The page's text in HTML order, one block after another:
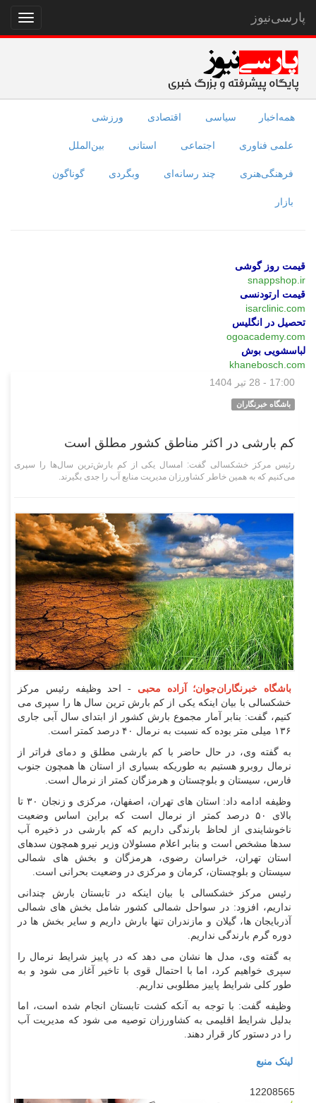
نمایش
منو
پارسی‌نیوز
همه‌اخبار سیاسی اقتصادی ورزشی
علمی فناوری اجتماعی استانی بین‌الملل
فرهنگی‌هنری چند رسانه‌ای وبگردی گوناگون
بازار
قیمت روز گوشی
snappshop.ir
قیمت ارتودنسی
isarclinic.com
تحصیل در انگلیس
ogoacademy.com
لباسشویی بوش
khanebosch.com
17:00 - 28 تیر 1404
باشگاه خبرنگاران
کم بارشی در اکثر مناطق کشور مطلق است
رئیس مرکز خشکسالی گفت: امسال یکی از کم بارش‌ترین سال‌ها را سپری
می‌کنیم که به همین خاطر کشاورزان مدیریت منابع آب را جدی بگیرند.
باشگاه خبرنگاران‌جوان؛ آزاده محبی - احد وظیفه رئیس مرکز
خشکسالی با بیان اینکه یکی از کم بارش ترین سال ها را سپری می
کنیم، گفت: بنابر آمار مجموع بارش کشور از ابتدای سال آبی جاری
۱۳۶ میلی متر بوده که نسبت به نرمال ۴۰ درصد کمتر است.
به گفته وی، در حال حاضر با کم بارشی مطلق و دمای فراتر از
نرمال روبرو هستیم به طوریکه بسیاری از استان ها همچون جنوب
فارس، سیستان و بلوچستان و هرمزگان کمتر از نرمال است.
وظیفه ادامه داد: استان های تهران، اصفهان، مرکزی و زنجان ۳۰ تا
بالای ۵۰ درصد کمتر از نرمال است که براین اساس وضعیت
ناخوشایندی از لحاظ بارندگی داریم که کم بارشی در ذخیره آب
سدها مشخص است و بنابر اعلام مسئولان وزیر نیرو همچون سدهای
استان تهران، خراسان رضوی، هرمزگان و بخش های شمالی
سیستان و بلوچستان، کرمان و مرکزی در وضعیت بحرانی است.
رئیس مرکز خشکسالی با بیان اینکه در تابستان بارش چندانی
نداریم، افزود: در سواحل شمالی کشور شامل بخش های شمالی
آذربایجان ها، گیلان و مازندران تنها بارش داریم و سایر بخش ها در
دوره گرم بارندگی نداریم.
به گفته وی، مدل ها نشان می دهد که در پاییز شرایط نرمال را
سپری خواهیم کرد، اما با احتمال قوی با تاخیر آغاز می شود و به
طور کلی شرایط پاییز مطلوبی نداریم.
وظیفه گفت: با توجه به آنکه کشت تابستان انجام شده است، اما
بدلیل شرایط اقلیمی به کشاورزان توصیه می شود که مدیریت آب
را در دستور کار قرار دهند.
لینک منبع
12208565